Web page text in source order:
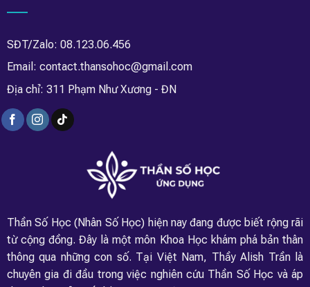
Thần Số Học (Nhân Số Học) hiện nay đang được biết rộng rãi
từ cộng đồng. Đây là một môn Khoa Học khám phá bản thân
thông qua những con số. Tại Việt Nam, Thầy Alish Trần là
chuyên gia đi đầu trong việc nghiên cứu Thần Số Học và áp
SĐT/Zalo: 08.123.06.456
Email: contact.thansohoc@gmail.com
Địa chỉ: 311 Phạm Như Xương - ĐN